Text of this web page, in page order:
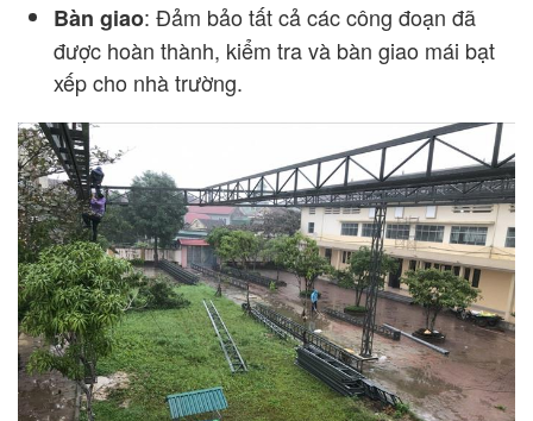
Bàn giao: Đảm bảo tất cả các công đoạn đã
được hoàn thành, kiểm tra và bàn giao mái bạt
xếp cho nhà trường.